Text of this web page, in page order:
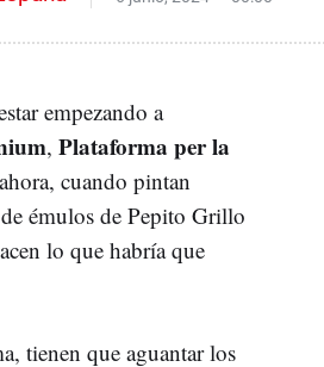
empezando a
, Plataforma per la
cuando pintan
de émulos de Pepito Grillo
lo que habría que
tienen que aguantar los